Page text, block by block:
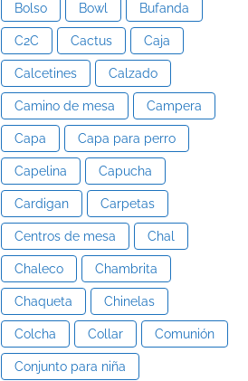
Bolso Bowl Bufanda
C2C Cactus Caja
Calcetines Calzado
Camino de mesa Campera
Capa Capa para perro
Capelina Capucha
Cardigan Carpetas
Centros de mesa Chal
Chaleco Chambrita
Chaqueta Chinelas
Colcha Collar Comunión
Conjunto para niña